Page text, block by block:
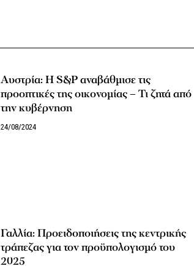
Αυστρία: Η S&P αναβάθμισε τις
προοπτικές της οικονομίας – Τι ζητά από
την κυβέρνηση
24/08/2024
Γαλλία: Προειδοποιήσεις της κεντρικής
τράπεζας για τον προϋπολογισμό του
2025